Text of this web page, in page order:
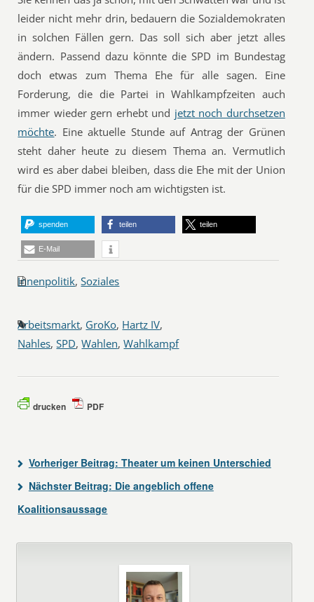
leider nicht mehr drin, bedauern die Sozialdemokraten
in solchen Fällen gern. Das soll sich aber jetzt alles
ändern. Passend dazu könnte die SPD im Bundestag
doch etwas zum Thema Ehe für alle sagen. Eine
Forderung, die die Partei in Wahlkampfzeiten auch
immer wieder gern erhebt und jetzt noch durchsetzen
möchte. Eine aktuelle Stunde auf Antrag der Grünen
steht daher heute zu diesem Thema an. Vermutlich
wird es aber dabei bleiben, dass die Ehe mit der Union
für die SPD immer noch am wichtigsten ist.
spenden teilen teilen
E-Mail
Innenpolitik,Soziales
Arbeitsmarkt, GroKo, Hartz IV,
Nahles,SPD,Wahlen,Wahlkampf
drucken PDF
Vorheriger Beitrag: Theater um keinen Unterschied
Nächster Beitrag: Die angeblich offene
Koalitionsaussage